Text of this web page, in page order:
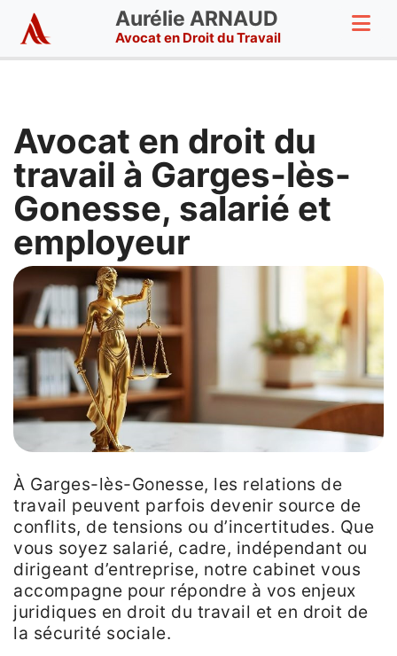
Aurélie ARNAUD
Avocat en Droit du Travail
Avocat en droit du
travail à Garges-lès-
Gonesse, salarié et
employeur
À Garges-lès-Gonesse, les relations de
travail peuvent parfois devenir source de
conflits, de tensions ou d’incertitudes. Que
vous soyez salarié, cadre, indépendant ou
dirigeant d’entreprise, notre cabinet vous
accompagne pour répondre à vos enjeux
juridiques en droit du travail et en droit de
la sécurité sociale.